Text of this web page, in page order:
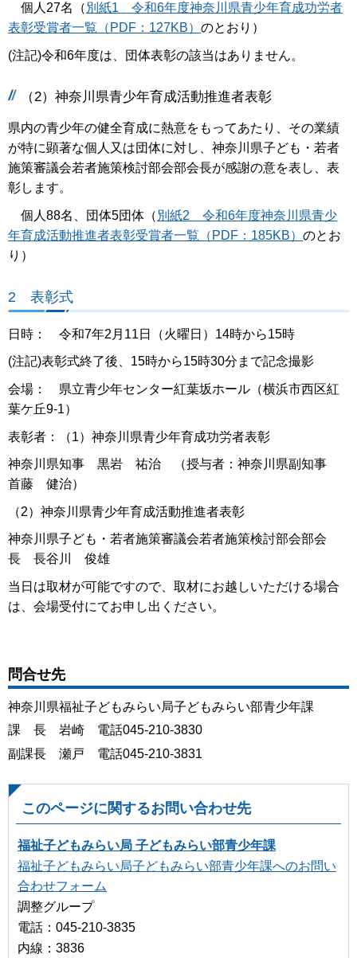
個人27名（ 別紙1 令和6年度神奈川県青少年育成功労者
表彰受賞者一覧（PDF：127KB） のとおり）
(注記)令和6年度は、団体表彰の該当はありません。
（2）神奈川県青少年育成活動推進者表彰
県内の青少年の健全育成に熱意をもってあたり、その業績
が特に顕著な個人又は団体に対し、神奈川県子ども・若者
施策審議会若者施策検討部会部会長が感謝の意を表し、表
彰します。
個人88名、団体5団体（ 別紙2 令和6年度神奈川県青少
年育成活動推進者表彰受賞者一覧（PDF：185KB） のとお
り）
2 表彰式
日時： 令和7年2月11日（火曜日）14時から15時
(注記)表彰式終了後、15時から15時30分まで記念撮影
会場： 県立青少年センター紅葉坂ホール（横浜市西区紅
葉ケ丘9-1）
表彰者：（1）神奈川県青少年育成功労者表彰
神奈川県知事 黒岩 祐治 （授与者：神奈川県副知事
首藤 健治）
（2）神奈川県青少年育成活動推進者表彰
神奈川県子ども・若者施策審議会若者施策検討部会部会
長 長谷川 俊雄
当日は取材が可能ですので、取材にお越しいただける場合
は、会場受付にてお申し出ください。
問合せ先
神奈川県福祉子どもみらい局子どもみらい部青少年課
課 長 岩崎 電話045-210-3830
副課長 瀬戸 電話045-210-3831
このページに関するお問い合わせ先
福祉子どもみらい局 子どもみらい部青少年課
福祉子どもみらい局子どもみらい部青少年課へのお問い
合わせフォーム
調整グループ
電話：045-210-3835
内線：3836